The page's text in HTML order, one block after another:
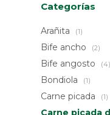
Categorías
Arañita (1)
Bife ancho (2)
Bife angosto (4)
Bondiola (1)
Carne picada (1)
Carne picada